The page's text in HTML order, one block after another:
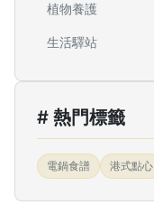
植物養護
生活驛站
# 熱門標籤
電鍋食譜 港式點心